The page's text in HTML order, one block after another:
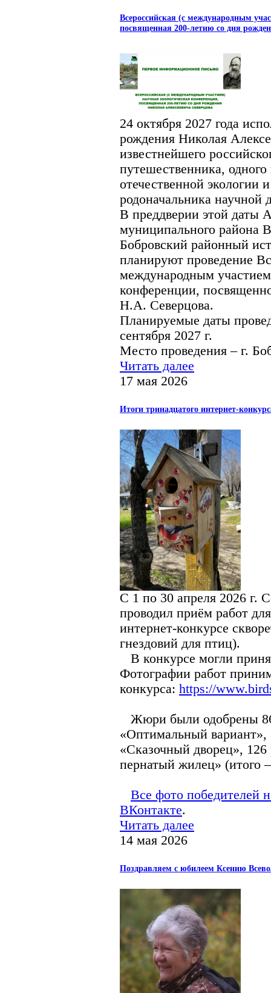
Всероссийская (с международным
посвященная 200-летию со дня
24 октября 2027 года
рождения Николая
известнейшего
путешественника,
отечественной экологии
родоначальника
В преддверии этой даты
муниципального района
Бобровский районный
планируют проведение
международным
конференции,
Н.А. Северцова.
Планируемые даты
сентября 2027 г.
Место проведения – г.
Читать далее
17 мая 2026
Итоги тринадцатого интернет-
С 1 по 30 апреля 2026 г.
проводил приём работ
интернет-конкурсе
гнездовий для птиц).
В конкурсе могли
Фотографии работ
конкурса: https://
Жюри были одобрены
«Оптимальный
«Сказочный дворец»,
пернатый жилец» (итого
Все фото победителей
ВКонтакте.
Читать далее
14 мая 2026
Поздравляем с юбилеем Ксению